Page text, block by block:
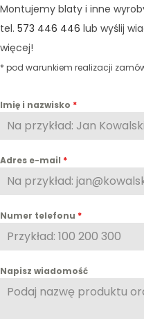
Montujemy blaty i inne
tel. 573 446 446 lub wyślij
więcej!
* pod warunkiem realizacji
Imię i nazwisko *
Adres e-mail *
Numer telefonu *
Napisz wiadomość